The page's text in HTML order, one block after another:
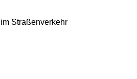
Straßenverkehr